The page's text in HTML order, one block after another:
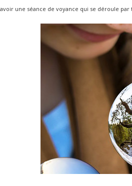
une séance de voyance qui se déroule par